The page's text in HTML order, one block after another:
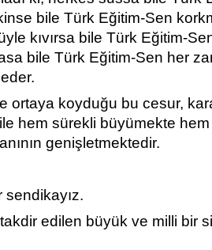
bile Türk Eğitim-Sen
kıvırsa bile Türk Eğitim-
bile Türk Eğitim-Sen her
ortaya koyduğu bu cesur,
hem sürekli büyümekte hem
genişletmektedir.
edilen büyük ve milli bir